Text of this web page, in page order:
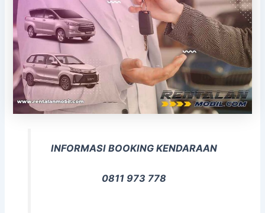
INFORMASI BOOKING KENDARAAN
0811 973 778